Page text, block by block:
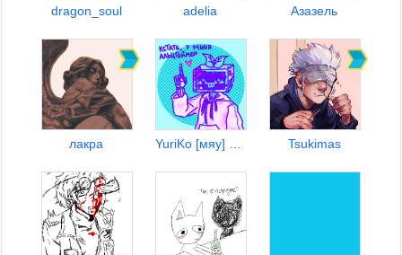
dragon_soul adelia Азазель
лакра Tsukimas